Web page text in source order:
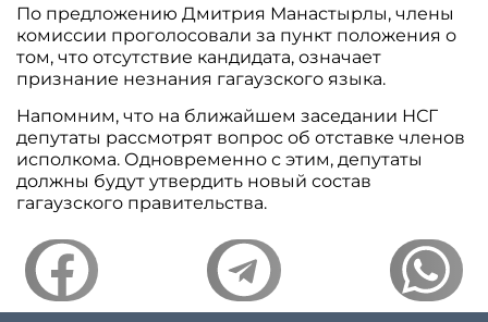
По предложению Дмитрия Манастырлы, члены
комиссии проголосовали за пункт положения о
том, что отсутствие кандидата, означает
признание незнания гагаузского языка.
Напомним, что на ближайшем заседании НСГ
депутаты рассмотрят вопрос об отставке членов
исполкома. Одновременно с этим, депутаты
должны будут утвердить новый состав
гагаузского правительства.